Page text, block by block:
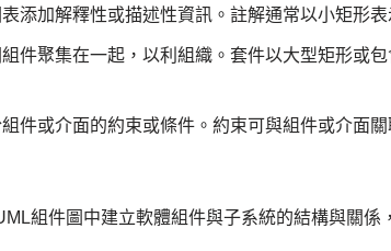
添加解釋性或描述性資訊。註解通常以小矩形
件聚集在一起，以利組織。套件以大型矩形或
件或介面的約束或條件。約束可與組件或介面
組件圖中建立軟體組件與子系統的結構與關係